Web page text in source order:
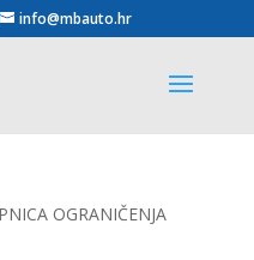
info@mbauto.hr
OGRANIČENJA